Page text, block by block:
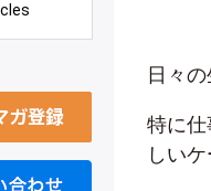
日々
特に
しい